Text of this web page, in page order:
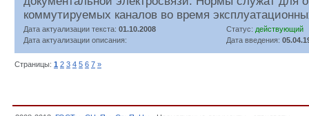
коммутируемых каналов во время
Дата актуализации текста: 01.10.2008 Статус: действующий
Дата актуализации описания:
Дата введения:
Страницы: 1 2 3 4 5 6 7 »